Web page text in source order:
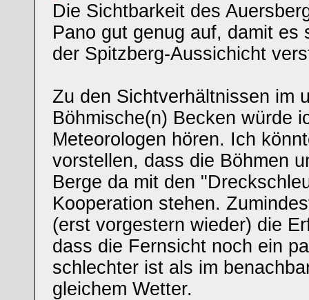
Die Sichtbarkeit des
Pano gut genug auf, damit es
der Spitzberg-Aussichicht
Zu den Sichtverhältnissen im
Böhmische(n) Becken würde
Meteorologen hören. Ich
vorstellen, dass die Böhmen
Berge da mit den
Kooperation stehen.
(erst vorgestern wieder) die
dass die Fernsicht noch ein
schlechter ist als im
gleichem Wetter.